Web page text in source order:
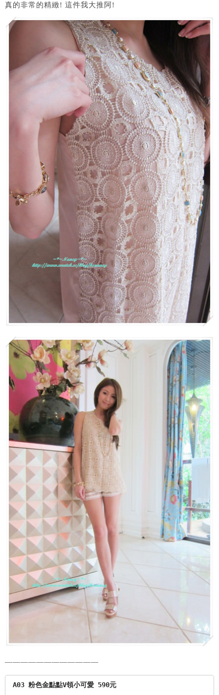
真的非常的精緻! 這件我大推阿!
————————————
A03 粉色金點點V領小可愛 590元